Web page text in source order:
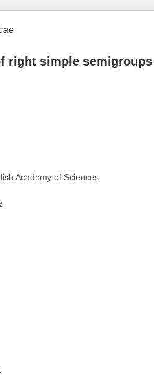
right simple semigroups
Academy of Sciences